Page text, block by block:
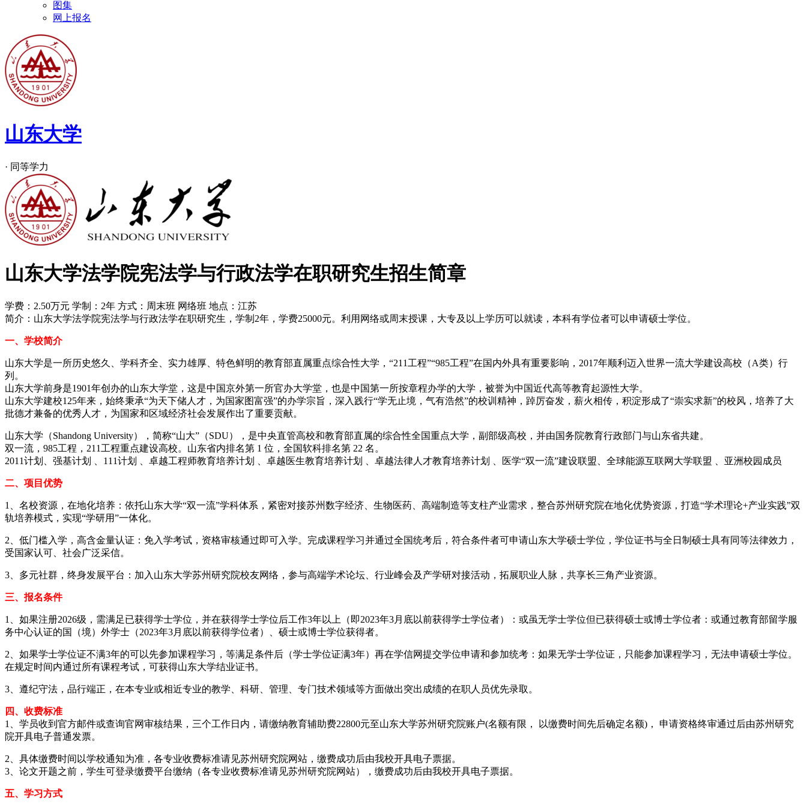
图集
网上报名
山东大学
· 同等学力
山东大学法学院宪法学与行政法学在职研究生招生简章
学费：2.50万元 学制：2年 方式：周末班 网络班 地点：江苏
简介：山东大学法学院宪法学与行政法学在职研究生，学制2年，学费25000元。利用网络或周末授课，大专及以上学历可以就读，本科有学位者可以申请硕士学位。
一、学校简介
山东大学是一所历史悠久、学科齐全、实力雄厚、特色鲜明的教育部直属重点综合性大学，“211工程”“985工程”在国内外具有重要影响，2017年顺利迈入世界一流大学建设高校（A类）行
列。
山东大学前身是1901年创办的山东大学堂，这是中国京外第一所官办大学堂，也是中国第一所按章程办学的大学，被誉为中国近代高等教育起源性大学。
山东大学建校125年来，始终秉承“为天下储人才，为国家图富强”的办学宗旨，深入践行“学无止境，气有浩然”的校训精神，踔厉奋发，薪火相传，积淀形成了“崇实求新”的校风，培养了大
批德才兼备的优秀人才，为国家和区域经济社会发展作出了重要贡献。
山东大学（Shandong University），简称“山大”（SDU），是中央直管高校和教育部直属的综合性全国重点大学，副部级高校，并由国务院教育行政部门与山东省共建。
双一流，985工程，211工程重点建设高校。山东省内排名第 1 位，全国软科排名第 22 名。
2011计划、强基计划 、111计划 、卓越工程师教育培养计划 、卓越医生教育培养计划 、卓越法律人才教育培养计划 、医学“双一流”建设联盟、全球能源互联网大学联盟 、亚洲校园成员
二、项目优势
1、名校资源，在地化培养：依托山东大学“双一流”学科体系，紧密对接苏州数字经济、生物医药、高端制造等支柱产业需求，整合苏州研究院在地化优势资源，打造“学术理论+产业实践”双
轨培养模式，实现“学研用”一体化。
2、低门槛入学，高含金量认证：免入学考试，资格审核通过即可入学。完成课程学习并通过全国统考后，符合条件者可申请山东大学硕士学位，学位证书与全日制硕士具有同等法律效力，
受国家认可、社会广泛采信。
3、多元社群，终身发展平台：加入山东大学苏州研究院校友网络，参与高端学术论坛、行业峰会及产学研对接活动，拓展职业人脉，共享长三角产业资源。
三、报名条件
1、 如果注册2026级，需满足已获得学士学位，并在获得学士学位后工作3年以上（即2023年3月底以前获得学士学位者）：或虽无学士学位但已获得硕士或博士学位者：或通过教育部留学服
务中心认证的国（境）外学士（2023年3月底以前获得学位者）、硕士或博士学位获得者。
2、 如果学士学位证不满3年的可以先参加课程学习，等满足条件后（学士学位证满3年）再在学信网提交学位申请和参加统考：如果无学士学位证，只能参加课程学习，无法申请硕士学位。
在规定时间内通过所有课程考试，可获得山东大学结业证书。
3、 遵纪守法，品行端正，在本专业或相近专业的教学、科研、管理、专门技术领域等方面做出突出成绩的在职人员优先录取。
四、收费标准
1、学员收到官方邮件或查询官网审核结果，三个工作日内，请缴纳教育辅助费22800元至山东大学苏州研究院账户(名额有限， 以缴费时间先后确定名额)， 申请资格终审通过后由苏州研究
院开具电子普通发票。
2、具体缴费时间以学校通知为准，各专业收费标准请见苏州研究院网站，缴费成功后由我校开具电子票据。
3、论文开题之前，学生可登录缴费平台缴纳（各专业收费标准请见苏州研究院网站），缴费成功后由我校开具电子票据。
五、学习方式